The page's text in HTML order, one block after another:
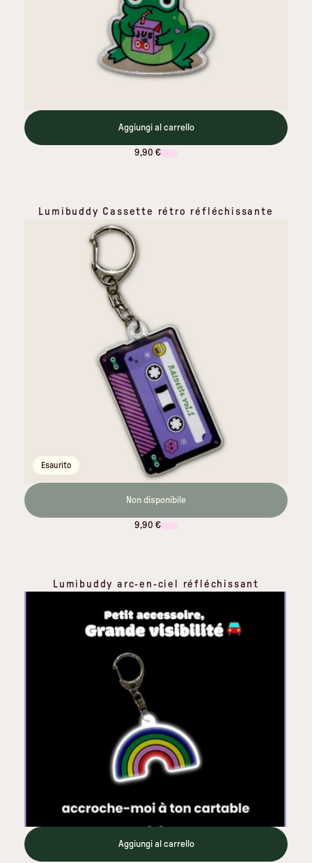
Aggiungi al carrello
9,90 €
Lumibuddy Cassette rétro réfléchissante
Esaurito
Non disponibile
9,90 €
Lumibuddy arc-en-ciel réfléchissant
Aggiungi al carrello